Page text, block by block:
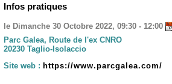
Infos pratiques
le Dimanche 30 Octobre 2022, 09:30 - 12:00
Parc Galea, Route de l'ex CNRO
20230 Taglio-Isolaccio
Site web : https://www.parcgalea.com/